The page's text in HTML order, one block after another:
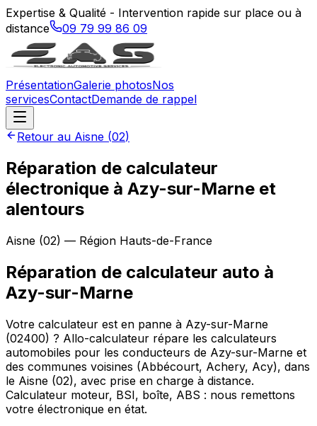
Expertise & Qualité - Intervention rapide sur place ou à
distance
09 79 99 86 09
PrésentationGalerie photosNos
servicesContactDemande de rappel
Retour au Aisne (02)
Réparation de calculateur
électronique à Azy-sur-Marne et
alentours
Aisne (02) — Région Hauts-de-France
Réparation de calculateur auto à
Azy-sur-Marne
Votre calculateur est en panne à Azy-sur-Marne
(02400) ? Allo-calculateur répare les calculateurs
automobiles pour les conducteurs de Azy-sur-Marne et
des communes voisines (Abbécourt, Achery, Acy), dans
le Aisne (02), avec prise en charge à distance.
Calculateur moteur, BSI, boîte, ABS : nous remettons
votre électronique en état.